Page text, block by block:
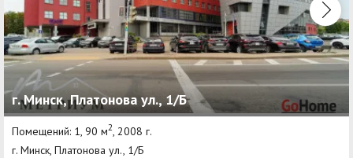
г. Минск, Платонова ул., 1/Б
Помещений: 1, 90 м2, 2008 г.
г. Минск, Платонова ул., 1/Б